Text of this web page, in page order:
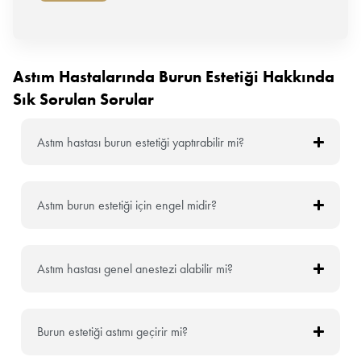
Astım Hastalarında Burun Estetiği Hakkında
Sık Sorulan Sorular
Astım hastası burun estetiği yaptırabilir mi?
Astım burun estetiği için engel midir?
Astım hastası genel anestezi alabilir mi?
Burun estetiği astımı geçirir mi?